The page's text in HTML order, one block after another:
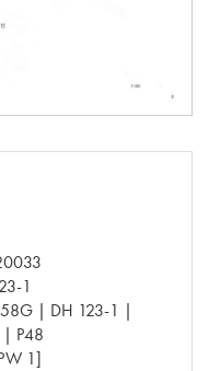
1
| DH 123-1 |
P48
1]